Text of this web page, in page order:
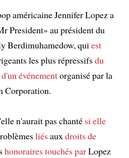
américaine Jennifer Lopez a
President» au président du
Berdimuhamedow, quiest
les plus répressifsdu
événementorganisé par la
Corporation.
n'aurait pas chanté si elle
liésauxdroits de
honorairestouchés parLopez